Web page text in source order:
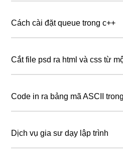
Cách cài đặt queue trong c++
Cắt file psd ra html và css từ
Code in ra bảng mã ASCII
Dịch vụ gia sư dạy lập trình